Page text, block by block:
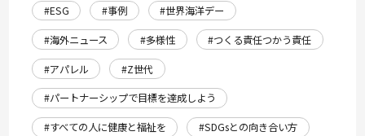
#ESG
#事例
#世界海洋デー
#海外ニュース
#多様性
#つくる責任つかう責任
#アパレル
#Z世代
#パートナーシップで目標を達成しよう
#すべての人に健康と福祉を
#SDGsとの向き合い方